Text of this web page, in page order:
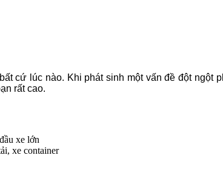
cứ lúc nào. Khi phát sinh một vấn đề đột ngột
rất cao.
xe container